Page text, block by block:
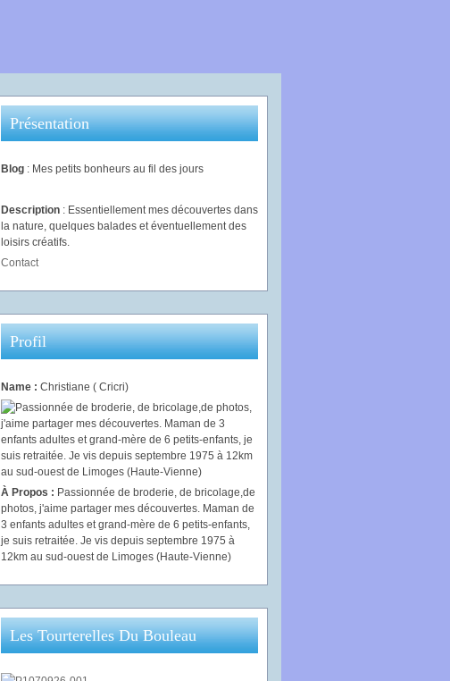
Présentation
Blog : Mes petits bonheurs au fil des jours
Description : Essentiellement mes découvertes dans
la nature, quelques balades et éventuellement des
loisirs créatifs.
Contact
Profil
Name : Christiane ( Cricri)
À Propos : Passionnée de broderie, de bricolage,de
photos, j'aime partager mes découvertes. Maman de
3 enfants adultes et grand-mère de 6 petits-enfants,
je suis retraitée. Je vis depuis septembre 1975 à
12km au sud-ouest de Limoges (Haute-Vienne)
Les Tourterelles Du Bouleau